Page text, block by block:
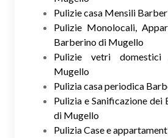
Pulizie casa Mensili
Pulizie Monolocali,
Barberino di Mugello
Pulizie vetri
Mugello
Pulizia casa periodica
Pulizia e Sanificazione
di Mugello
Pulizia Case e